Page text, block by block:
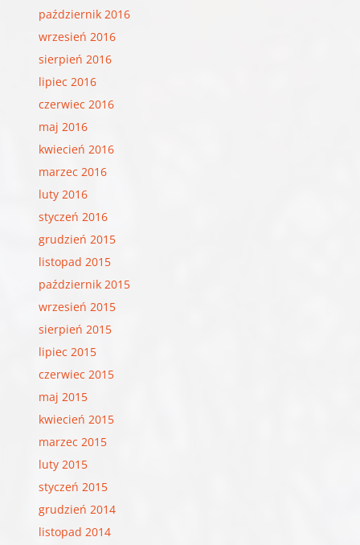
październik 2016
wrzesień 2016
sierpień 2016
lipiec 2016
czerwiec 2016
maj 2016
kwiecień 2016
marzec 2016
luty 2016
styczeń 2016
grudzień 2015
listopad 2015
październik 2015
wrzesień 2015
sierpień 2015
lipiec 2015
czerwiec 2015
maj 2015
kwiecień 2015
marzec 2015
luty 2015
styczeń 2015
grudzień 2014
listopad 2014